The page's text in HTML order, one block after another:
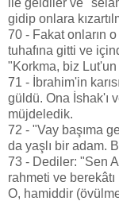
gidip onlara
70 - Fakat onların
tuhafına gitti ve
"Korkma, biz
71 - İbrahim'in
güldü. Ona İshak'ı
müjdeledik.
72 - "Vay başıma
da yaşlı bir adam.
73 - Dediler: "Sen
rahmeti ve
O, hamiddir